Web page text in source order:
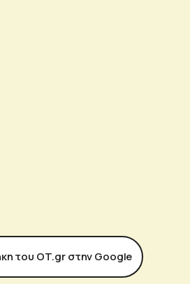
του ΟΤ.gr στην Google